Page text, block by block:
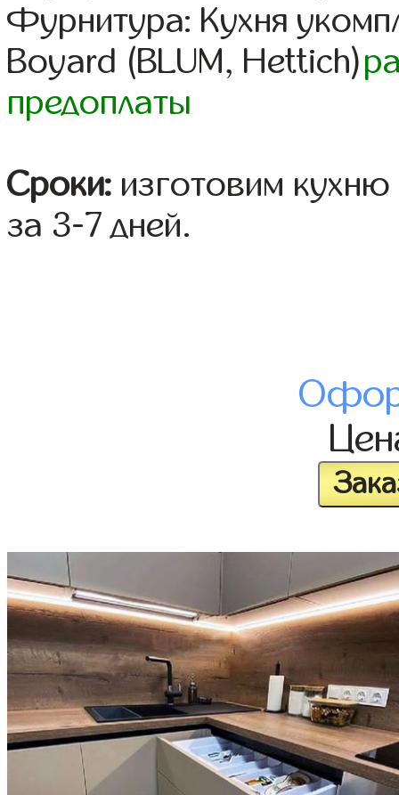
Фурнитура: Кухня
Boyard (BLUM, Hettich)
предоплаты
Сроки: изготовим
за 3-7 дней.